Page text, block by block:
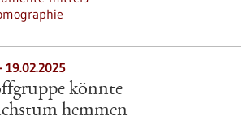
könnte
hemmen